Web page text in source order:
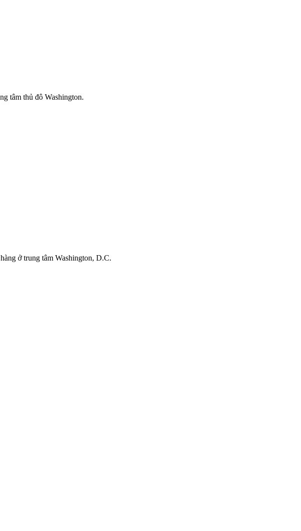
tâm thủ đô Washington.
ở trung tâm Washington, D.C.